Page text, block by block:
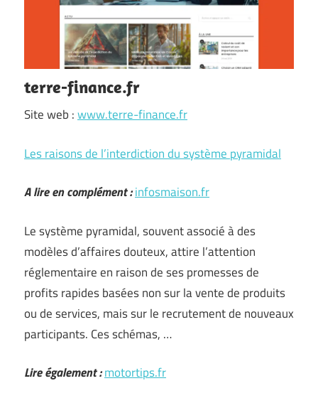
terre-finance.fr
Site web :www.terre-finance.fr
Les raisons de l’interdiction du système pyramidal
A lire en complément :infosmaison.fr
Le système pyramidal, souvent associé à des
modèles d’affaires douteux, attire l’attention
réglementaire en raison de ses promesses de
profits rapides basées non sur la vente de produits
ou de services, mais sur le recrutement de nouveaux
participants. Ces schémas, …
Lire également :motortips.fr